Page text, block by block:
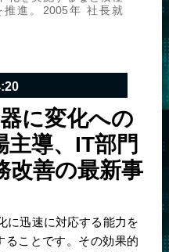
推進。2005年 社長就
に変化への
主導、IT部門
改善の最新事
に迅速に対応する能力を
ることです。その効果的